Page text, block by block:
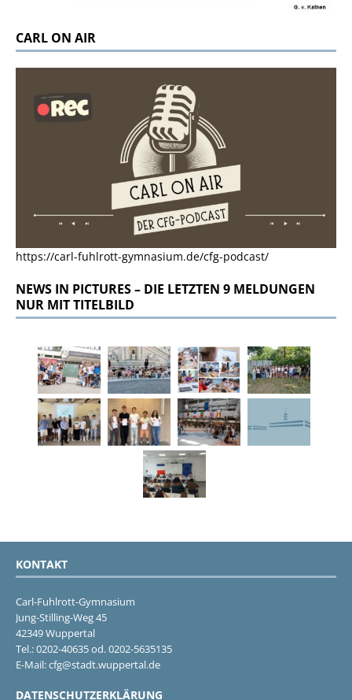
CARL ON AIR
https://carl-fuhlrott-gymnasium.de/cfg-podcast/
NEWS IN PICTURES – DIE LETZTEN 9 MELDUNGEN
NUR MIT TITELBILD
KONTAKT
Carl-Fuhlrott-Gymnasium
Jung-Stilling-Weg 45
42349 Wuppertal
Tel.: 0202-40635 od. 0202-5635135
E-Mail: cfg@stadt.wuppertal.de
DATENSCHUTZERKLÄRUNG